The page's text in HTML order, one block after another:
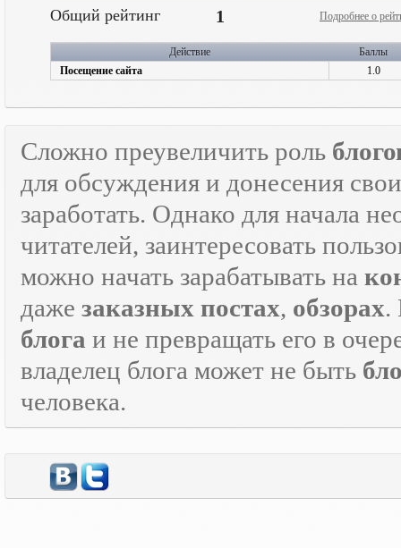
Общий рейтинг 1 Подробнее о
Действие
Баллы
Посещение сайта
1.0
Сложно преувеличить роль
для обсуждения и донесения
заработать. Однако для начала
читателей, заинтересовать
можно начать зарабатывать на
даже заказных постах, обзорах.
блога и не превращать его в
владелец блога может не быть
человека.